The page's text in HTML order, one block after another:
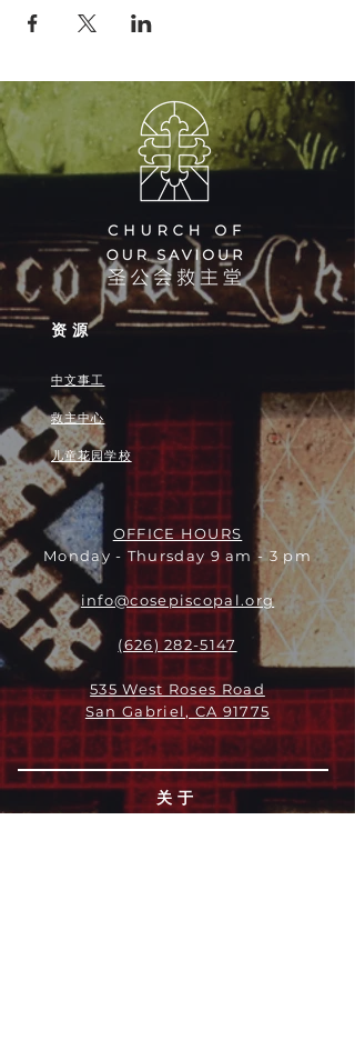
资源
中文事工
救主中心
儿童花园学校
OFFICE HOURS
Monday - Thursday 9 am - 3 pm
info@cosepiscopal.org
(626) 282-5147
535 West Roses Road
San Gabriel, CA 91775
关于